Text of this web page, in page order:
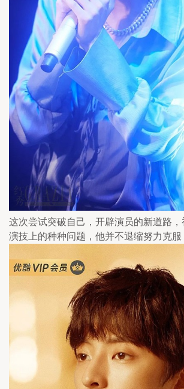
这次尝试突破自己，开辟演员的新道路，
演技上的种种问题，他并不退缩努力克服